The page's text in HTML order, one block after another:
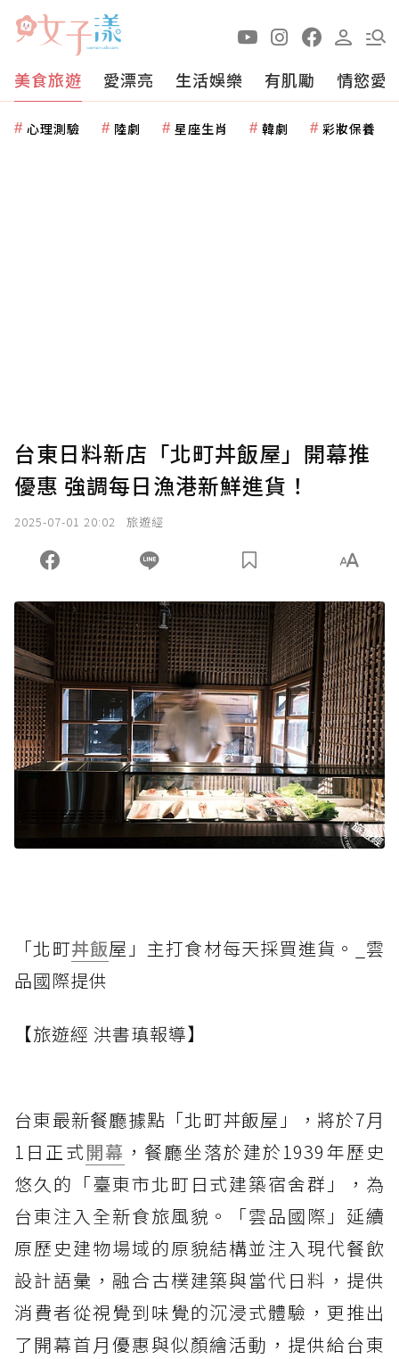
美食旅遊 愛漂亮 生活娛樂 有肌勵 情慾愛
心理測驗 陸劇 星座生肖 韓劇 彩妝保養
台東日料新店「北町丼飯屋」開幕推
優惠 強調每日漁港新鮮進貨！
2025-07-01 20:02 旅遊經
「北町丼飯屋」主打食材每天採買進貨。_雲
品國際提供
【旅遊經 洪書瑱報導】
台東最新餐廳據點「北町丼飯屋」，將於7月
1日正式開幕 ，餐廳坐落於建於1939年歷史
悠久的「臺東市北町日式建築宿舍群」，為
台東注入全新食旅風貌。「雲品國際」延續
原歷史建物場域的原貌結構並注入現代餐飲
設計語彙，融合古樸建築與當代日料，提供
消費者從視覺到味覺的沉浸式體驗，更推出
了開幕首月優惠與似顏繪活動，提供給台東